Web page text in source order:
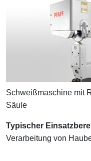
Schweißmaschine mit
Säule
Typischer
Verarbeitung von